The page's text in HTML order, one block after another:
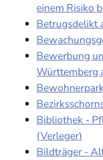
einem Risiko
Betrugsdelikt
Bewerbung
Württemberg
Bibliothek -
(Verleger)
Bildträger -